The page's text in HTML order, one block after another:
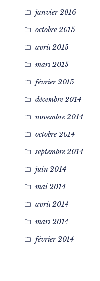
janvier 2016
octobre 2015
avril 2015
mars 2015
février 2015
décembre 2014
novembre 2014
octobre 2014
septembre 2014
juin 2014
mai 2014
avril 2014
mars 2014
février 2014